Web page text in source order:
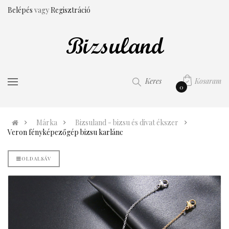
Belépés vagyRegisztráció
Kosaram
0
Keres
Márka
Bizsuland - bizsu és divat ékszer
Veron fényképezőgép bizsu karlánc
OLDALSÁV